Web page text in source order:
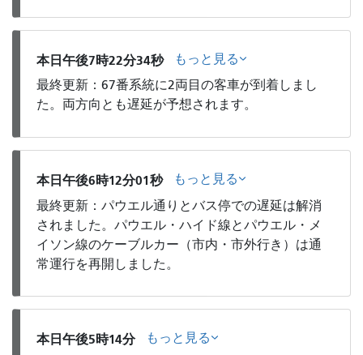
本日午後7時22分34秒
もっと見る
最終更新：67番系統に2両目の客車が到着しまし
た。両方向とも遅延が予想されます。
本日午後6時12分01秒
もっと見る
最終更新：パウエル通りとバス停での遅延は解消
されました。パウエル・ハイド線とパウエル・メ
イソン線のケーブルカー（市内・市外行き）は通
常運行を再開しました。
本日午後5時14分
もっと見る